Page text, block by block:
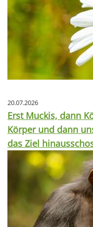
20.07.2026
Erst Muckis, dann
Körper und dann
das Ziel